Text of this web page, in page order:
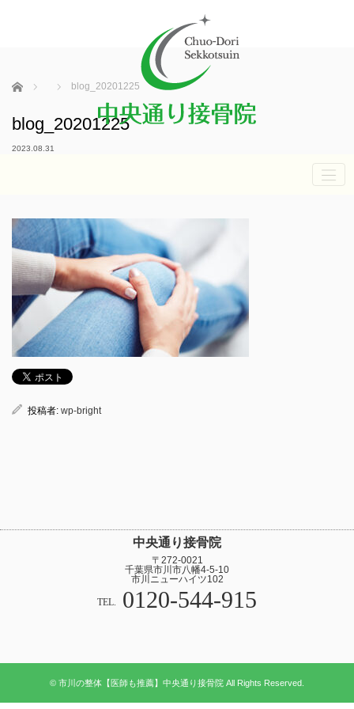
ホーム blog_20201225
blog_20201225
2023.08.31
投稿者: wp-bright
中央通り接骨院
〒272-0021
千葉県市川市八幡4-5-10
市川ニューハイツ102
TEL. 0120-544-915
© 市川の整体【医師も推薦】中央通り接骨院 All Rights Reserved.